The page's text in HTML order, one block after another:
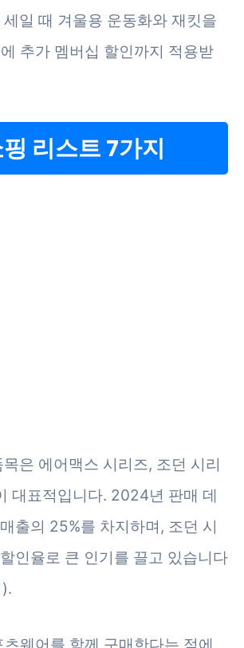
일 때 겨울용 운동화와 재킷을
추가 멤버십 할인까지 적용받
리스트 7가지
은 에어맥스 시리즈, 조던 시리
대표적입니다. 2024년 판매 데
출의 25%를 차지하며, 조던 시
인율로 큰 인기를 끌고 있습니다
웨어를 함께 구매한다는 점에